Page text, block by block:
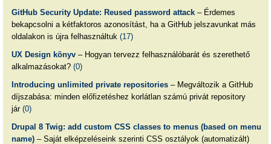
GitHub Security Update: Reused password attack– Érdemes
bekapcsolni a kétfaktoros azonosítást, ha a GitHub jelszavunkat más
oldalakon is újra felhasználtuk (17)
UX Design könyv– Hogyan tervezz felhasználóbarát és szerethető
alkalmazásokat? (0)
Introducing unlimited private repositories– Megváltozik a GitHub
díjszabása: minden előfizetéshez korlátlan számú privát repository
jár (0)
Drupal 8 Twig: add custom CSS classes to menus (based on menu
name)– Saját elképzeléseink szerinti CSS osztályok (automatizált)